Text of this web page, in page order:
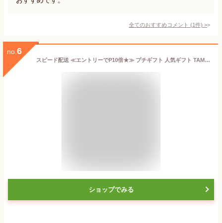
全てのおすすめコメント (1件) >
no. 6
スピード配送 ≪エントリーでP10倍★≫ プチギフト 人気ギフト TAMAGOYAベイクタルト ベイクドチーズケーキ 箱入り スイーツ お菓子 かわいい 個包装 伊豆村の駅 TAMAGOYA お祝い お返し 誕生日プレゼント おしゃれ オシャレ 敬老の日プレゼント お歳暮 御歳暮 お年賀
ショップでみる